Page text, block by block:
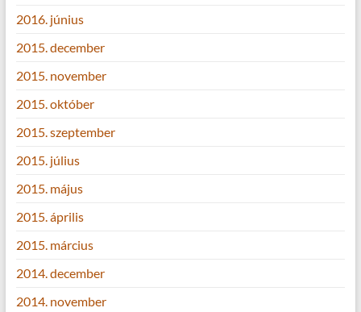
2016. június
2015. december
2015. november
2015. október
2015. szeptember
2015. július
2015. május
2015. április
2015. március
2014. december
2014. november